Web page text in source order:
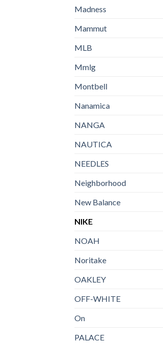
Madness
Mammut
MLB
Mmlg
Montbell
Nanamica
NANGA
NAUTICA
NEEDLES
Neighborhood
New Balance
NIKE
NOAH
Noritake
OAKLEY
OFF-WHITE
On
PALACE